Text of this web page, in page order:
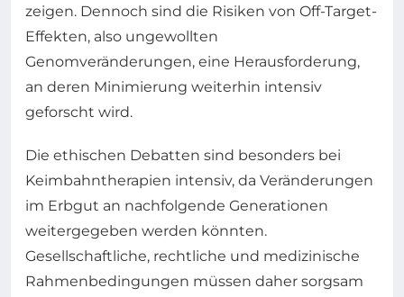
zeigen. Dennoch sind die Risiken von Off-Target-
Effekten, also ungewollten
Genomveränderungen, eine Herausforderung,
an deren Minimierung weiterhin intensiv
geforscht wird.
Die ethischen Debatten sind besonders bei
Keimbahntherapien intensiv, da Veränderungen
im Erbgut an nachfolgende Generationen
weitergegeben werden könnten.
Gesellschaftliche, rechtliche und medizinische
Rahmenbedingungen müssen daher sorgsam